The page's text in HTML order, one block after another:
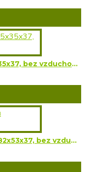
Oxypot V1 pro 1 rostlinu 19L 35x35x37, bez vzduchovací sady
Oxypot V2 pro 2 rostlin 70 litrů 82x53x37, bez vzduchovací sady